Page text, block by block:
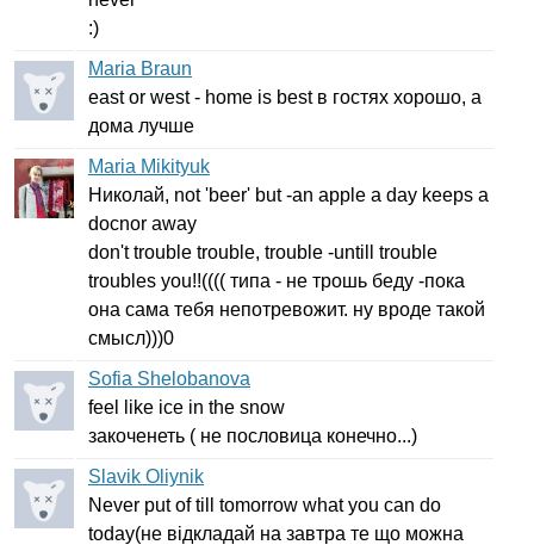
:)
Maria Braun
east or west- home is bestв гостях хорошо, а
дома лучше
Maria Mikityuk
Николай, not'beer' but-an apple a day keeps a
docnor away
don't trouble trouble, trouble -untill
trouble
troubles you!!(((( типа - не трошь беду -пока
она сама тебя непотревожит. ну вроде такой
смысл)))0
Sofia Shelobanova
feel
like ice in the snow
закоченеть ( не пословица конечно...)
Slavik Oliynik
Never put of till tomorrow what you can do
today(не відкладай на завтра те що можна